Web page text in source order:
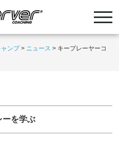
ャンプ> ニュース > キープレーヤーコ
ーを学ぶ